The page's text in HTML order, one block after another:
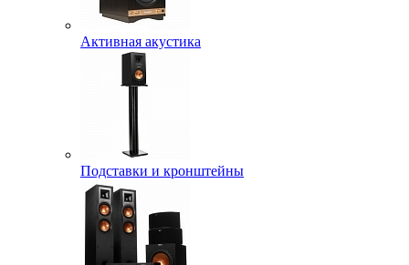
Активная акустика
Подставки и кронштейны